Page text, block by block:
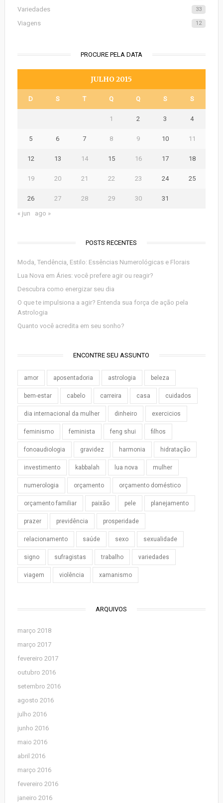
Variedades 33
Viagens 12
PROCURE PELA DATA
JULHO 2015
D S T Q Q S S
1 2 3 4
5 6 7 8 9 10 11
12 13 14 15 16 17 18
19 20 21 22 23 24 25
26 27 28 29 30
31
« jun
ago »
POSTS RECENTES
Moda, Tendência, Estilo: Essências Numerológicas e Florais
Lua Nova em Áries: você prefere agir ou reagir?
Descubra como energizar seu dia
O que te impulsiona a agir? Entenda sua força de ação pela
Astrologia
Quanto você acredita em seu sonho?
ENCONTRE SEU ASSUNTO
amor aposentadoria astrologia beleza
bem-estar cabelo carreira casa cuidados
dia internacional da mulher dinheiro exercicios
feminismo feminista feng shui filhos
fonoaudiologia gravidez harmonia hidratação
investimento kabbalah lua nova mulher
numerologia orçamento orçamento doméstico
orçamento familiar paixão pele planejamento
prazer previdência prosperidade
relacionamento saúde sexo sexualidade
signo sufragistas trabalho variedades
viagem violência xamanismo
ARQUIVOS
março 2018
março 2017
fevereiro 2017
outubro 2016
setembro 2016
agosto 2016
julho 2016
junho 2016
maio 2016
abril 2016
março 2016
fevereiro 2016
janeiro 2016